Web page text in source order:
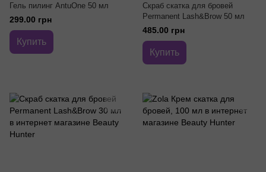
Гель пилинг AntuOne 50 мл
299.00 грн
Купить
Скраб скатка для бровей
Permanent Lash&Brow 50 мл
485.00 грн
Купить